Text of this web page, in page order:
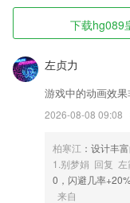
hg089皇冠软件特色
1,个人文件共享：直接
共享文件更自如。
2,是不是翻开书就想睡觉
识点讲解，让你在排队
货就够了。
4,题型练习
5,界面UI非常简洁美观，
下载hg089
左贞力
游戏中的动画效
2026-08-08 09:08
柏寒江 ：设计丰
1.别梦娟 回复 左
0，闪避几率
来自